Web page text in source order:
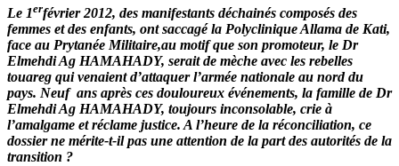
Le 1erfévrier 2012, des manifestants déchainés composés des
femmes et des enfants, ont saccagé la Polyclinique Allama de Kati,
face au Prytanée Militaire,au motif que son promoteur, le Dr
Elmehdi Ag HAMAHADY, serait de mèche avec les rebelles
touareg qui venaient d’attaquer l’armée nationale au nord du
pays. Neuf ans après ces douloureux événements, la famille de Dr
Elmehdi Ag HAMAHADY, toujours inconsolable, crie à
l’amalgame et réclame justice. A l’heure de la réconciliation, ce
dossier ne mérite-t-il pas une attention de la part des autorités de la
transition ?